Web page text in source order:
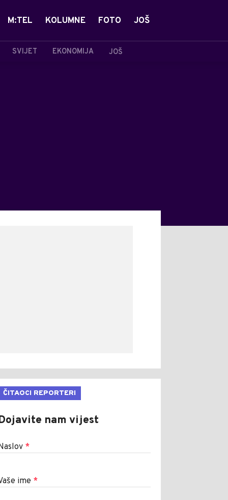
SVIJET EKONOMIJA JOŠ
M:TEL KOLUMNE FOTO JOŠ
ČITAOCI REPORTERI
nam vijest
*
ime *